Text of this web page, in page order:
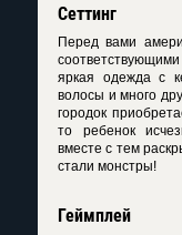
Сеттинг
Перед вами
яркая одежда с
волосы и много
городок
то ребенок
вместе с тем
стали монстры!
Геймплей